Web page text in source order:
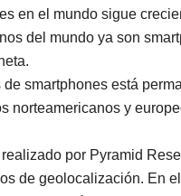
en el mundo sigue
del mundo ya son
smartphones está
norteamericanos y
por Pyramid
de geolocalización. En